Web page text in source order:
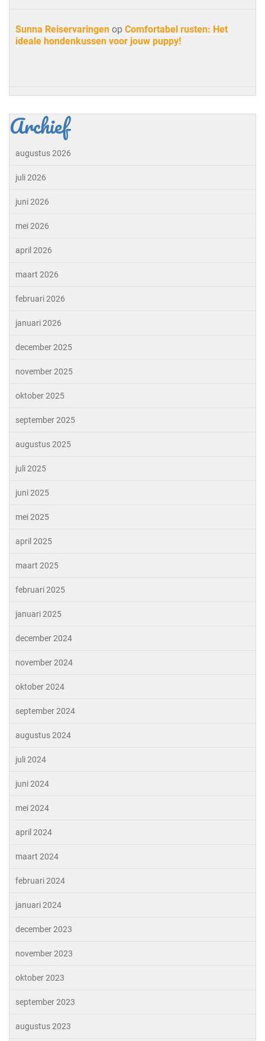
Sunna Reiservaringen op Comfortabel rusten: Het
ideale hondenkussen voor jouw puppy!
Archief
augustus 2026
juli 2026
juni 2026
mei 2026
april 2026
maart 2026
februari 2026
januari 2026
december 2025
november 2025
oktober 2025
september 2025
augustus 2025
juli 2025
juni 2025
mei 2025
april 2025
maart 2025
februari 2025
januari 2025
december 2024
november 2024
oktober 2024
september 2024
augustus 2024
juli 2024
juni 2024
mei 2024
april 2024
maart 2024
februari 2024
januari 2024
december 2023
november 2023
oktober 2023
september 2023
augustus 2023